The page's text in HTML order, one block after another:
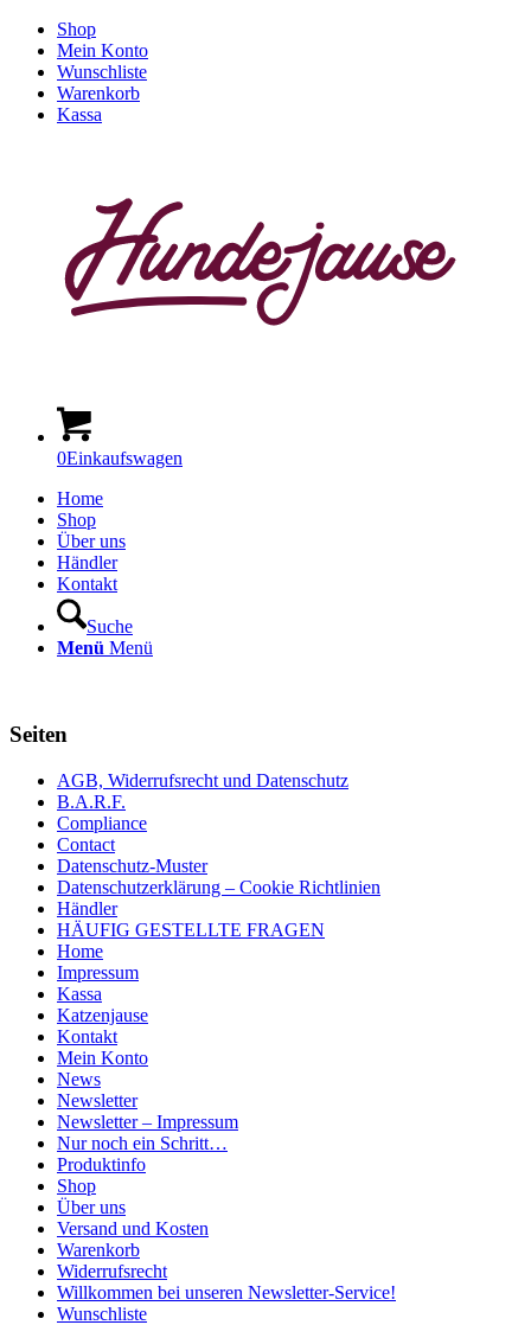
Shop
Mein Konto
Wunschliste
Warenkorb
Kassa
0Einkaufswagen
Home
Shop
Über uns
Händler
Kontakt
Suche
Menü Menü
Seiten
AGB, Widerrufsrecht und Datenschutz
B.A.R.F.
Compliance
Contact
Datenschutz-Muster
Datenschutzerklärung – Cookie Richtlinien
Händler
HÄUFIG GESTELLTE FRAGEN
Home
Impressum
Kassa
Katzenjause
Kontakt
Mein Konto
News
Newsletter
Newsletter – Impressum
Nur noch ein Schritt…
Produktinfo
Shop
Über uns
Versand und Kosten
Warenkorb
Widerrufsrecht
Willkommen bei unseren Newsletter-Service!
Wunschliste